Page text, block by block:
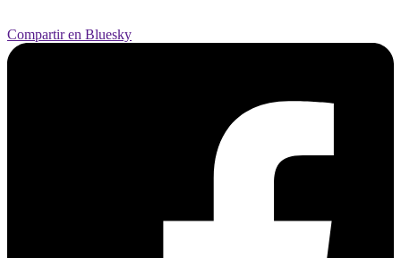
Compartir en Bluesky